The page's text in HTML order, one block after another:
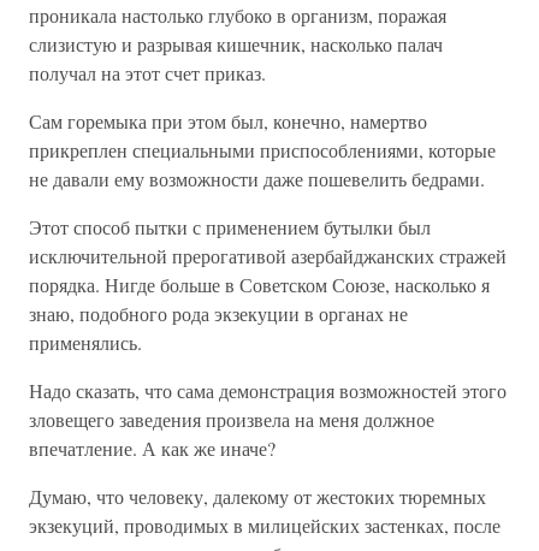
проникала настолько глубоко в организм, поражая
слизистую и разрывая кишечник, насколько палач
получал на этот счет приказ.
Сам горемыка при этом был, конечно, намертво
прикреплен специальными приспособлениями, которые
не давали ему возможности даже пошевелить бедрами.
Этот способ пытки с применением бутылки был
исключительной прерогативой азербайджанских стражей
порядка. Нигде больше в Советском Союзе, насколько я
знаю, подобного рода экзекуции в органах не
применялись.
Надо сказать, что сама демонстрация возможностей этого
зловещего заведения произвела на меня должное
впечатление. А как же иначе?
Думаю, что человеку, далекому от жестоких тюремных
экзекуций, проводимых в милицейских застенках, после